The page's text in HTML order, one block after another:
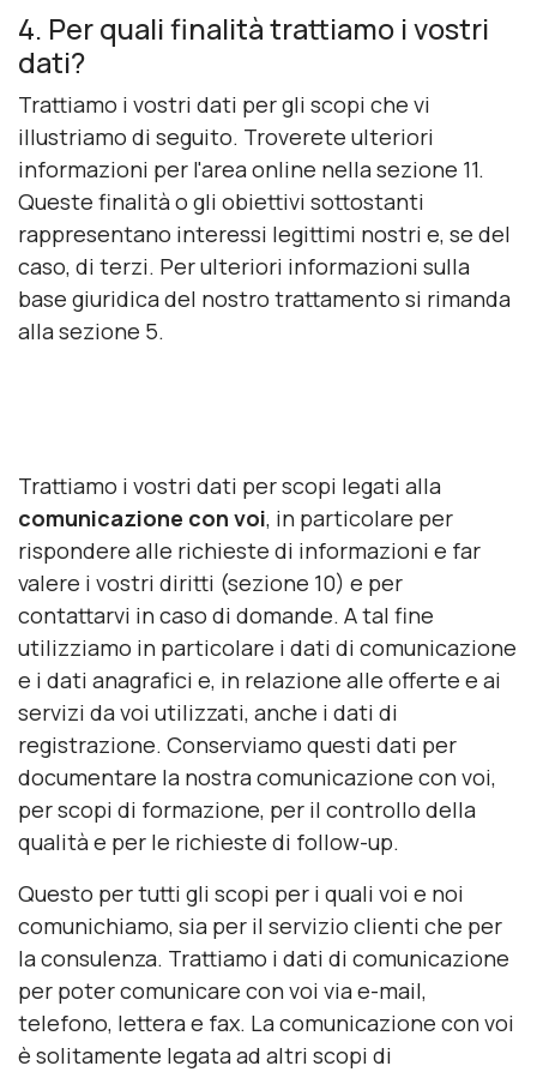
4. Per quali finalità trattiamo i vostri
dati?
Trattiamo i vostri dati per gli scopi che vi
illustriamo di seguito. Troverete ulteriori
informazioni per l'area online nella sezione 11.
Queste finalità o gli obiettivi sottostanti
rappresentano interessi legittimi nostri e, se del
caso, di terzi. Per ulteriori informazioni sulla
base giuridica del nostro trattamento si rimanda
alla sezione 5.
Trattiamo i vostri dati per scopi legati alla
comunicazione con voi, in particolare per
rispondere alle richieste di informazioni e far
valere i vostri diritti (sezione 10) e per
contattarvi in caso di domande. A tal fine
utilizziamo in particolare i dati di comunicazione
e i dati anagrafici e, in relazione alle offerte e ai
servizi da voi utilizzati, anche i dati di
registrazione. Conserviamo questi dati per
documentare la nostra comunicazione con voi,
per scopi di formazione, per il controllo della
qualità e per le richieste di follow-up.
Questo per tutti gli scopi per i quali voi e noi
comunichiamo, sia per il servizio clienti che per
la consulenza. Trattiamo i dati di comunicazione
per poter comunicare con voi via e-mail,
telefono, lettera e fax. La comunicazione con voi
è solitamente legata ad altri scopi di